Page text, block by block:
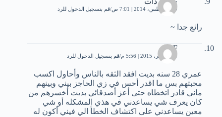
29 أغسطس، 2014 | 7:01 ص قم بتسجيل الدخول للرد
رائع جدا ~
F
13 نوفمبر، 2015 | 5:56 م قم بتسجيل الدخول للرد
عمري 28 سنه بديت افقد الثقه بالناس وأحاول اكسب
محبتهم بس ما اقدر أحس في زي الحاجز بيني وبينهم
ماني قادر اتخطاه حتى أعز أصدقائي بديت أخسرهم من
كان يعرف شي يساعدني في هذي المشكله أو شي
معين يساعدني على اكتشاف الخطأ الي فيني أكون له